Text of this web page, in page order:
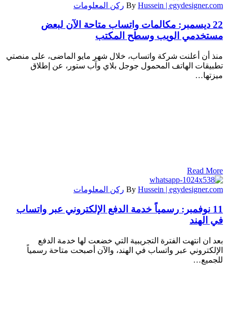
By Hussein | egydesigner.com ركن المعلومات
22 ديسمبر:
مكالمات واتساب متاحة الآن لبعض
مستخدمي الويب وسطح المكتب
منذ أن أعلنت شركة واتساب، خلال شهر مايو الماضى، على منصتي
تطبيقات الهاتف المحمول جوجل بلاي وآب ستور، عن إطلاق
ميزتها…
Read More
By Hussein | egydesigner.com ركن المعلومات
11 نوفمبر:
رسمياً خدمة الدفع الإلكتروني عبر واتساب
في الهند
بعد ان انتهت الفترة التجريبية التي خضعت لها خدمة الدفع
الإلكتروني عبر واتساب في الهند، والآن أصبحت متاحة رسمياً
للجميع…